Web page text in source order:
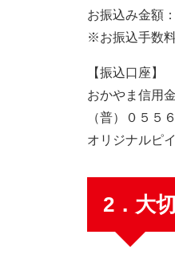
お振込み金額
※お振込手数
【振込口座】
おかやま信用
（普）０５５
オリジナルピ
2．大